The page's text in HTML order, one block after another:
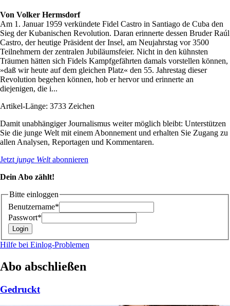
Von Volker Hermsdorf
Am 1. Januar 1959 verkündete Fidel Castro in Santiago de Cuba den
Sieg der Kubanischen Revolution. Daran erinnerte dessen Bruder Raúl
Castro, der heutige Präsident der Insel, am Neujahrstag vor 3500
Teilnehmern der zentralen Jubiläumsfeier. Nicht in den kühnsten
Träumen hätten sich Fidels Kampfgefährten damals vorstellen können,
»daß wir heute auf dem gleichen Platz« den 55. Jahrestag dieser
Revolution begehen können, hob er hervor und erinnerte an
diejenigen, die i...
Artikel-Länge: 3733 Zeichen
Damit unabhängiger Journalismus weiter möglich bleibt: Unterstützen
Sie die junge Welt mit einem Abonnement und erhalten Sie Zugang zu
allen Analysen, Reportagen und Kommentaren.
Jetzt junge Weltabonnieren
Dein Abo zählt!
Bitte einloggen
Benutzername*
Passwort*
Hilfe bei Einlog-Problemen
Abo abschließen
Gedruckt